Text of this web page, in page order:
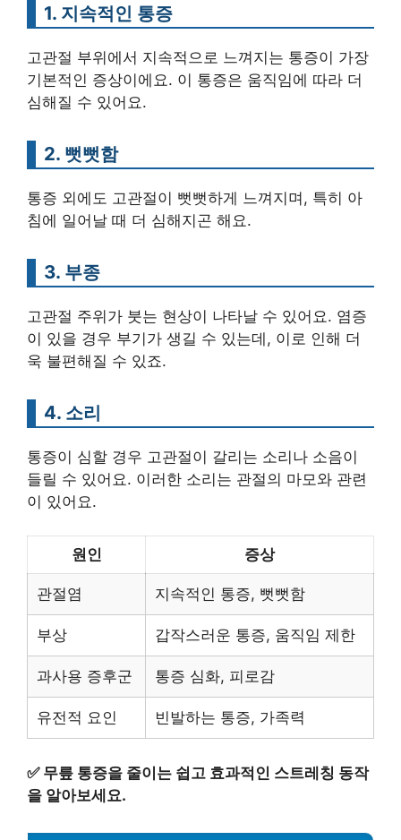
1. 지속적인 통증
고관절 부위에서 지속적으로 느껴지는 통증이 가장
기본적인 증상이에요. 이 통증은 움직임에 따라 더
심해질 수 있어요.
2. 뻣뻣함
통증 외에도 고관절이 뻣뻣하게 느껴지며, 특히 아
침에 일어날 때 더 심해지곤 해요.
3. 부종
고관절 주위가 붓는 현상이 나타날 수 있어요. 염증
이 있을 경우 부기가 생길 수 있는데, 이로 인해 더
욱 불편해질 수 있죠.
4. 소리
통증이 심할 경우 고관절이 갈리는 소리나 소음이
들릴 수 있어요. 이러한 소리는 관절의 마모와 관련
이 있어요.
원인 증상
관절염 지속적인 통증, 뻣뻣함
부상 갑작스러운 통증, 움직임 제한
과사용 증후군 통증 심화, 피로감
유전적 요인 빈발하는 통증, 가족력
✅ 무릎 통증을 줄이는 쉽고 효과적인 스트레칭 동작
을 알아보세요.